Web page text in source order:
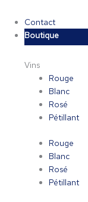
Contact
Boutique
Vins
Rouge
Blanc
Rosé
Pétillant
Rouge
Blanc
Rosé
Pétillant